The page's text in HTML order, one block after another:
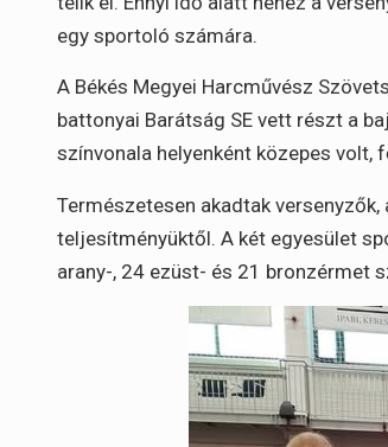
egy sportoló számára.
A Békés Megyei Harcművész
battonyai Barátság SE vett részt a
színvonala helyenként közepes
Természetesen akadtak
teljesítményüktől. A két egyesület
arany-, 24 ezüst- és 21 bronzérmet